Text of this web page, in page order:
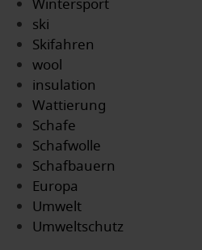
Wintersport
ski
Skifahren
wool
insulation
Wattierung
Schafe
Schafwolle
Schafbauern
Europa
Umwelt
Umweltschutz